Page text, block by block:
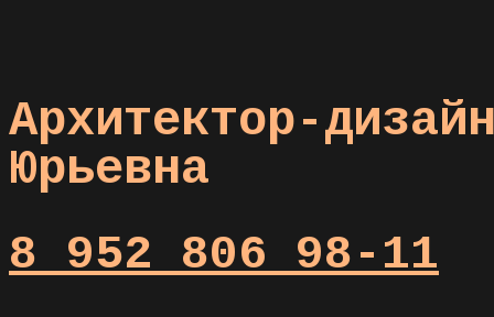
Архитектор-
Юрьевна
8 952 806 98-11